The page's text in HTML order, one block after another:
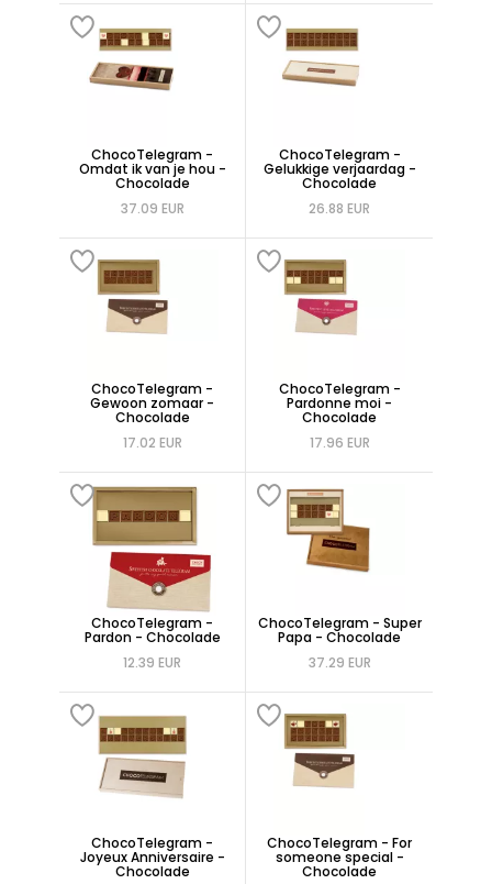
ChocoTelegram -
Omdat ik van je hou -
Chocolade
37.09 EUR
ChocoTelegram -
Gelukkige verjaardag -
Chocolade
26.88 EUR
ChocoTelegram -
Gewoon zomaar -
Chocolade
17.02 EUR
ChocoTelegram -
Pardonne moi -
Chocolade
17.96 EUR
ChocoTelegram -
Pardon - Chocolade
12.39 EUR
ChocoTelegram - Super
Papa - Chocolade
37.29 EUR
ChocoTelegram -
Joyeux Anniversaire -
Chocolade
ChocoTelegram - For
someone special -
Chocolade